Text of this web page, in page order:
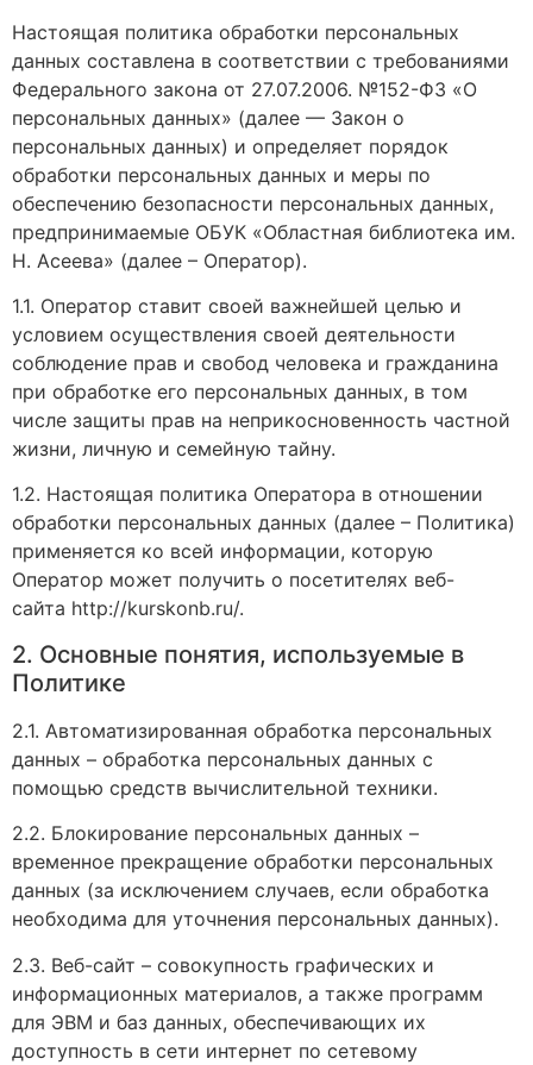
Настоящая политика обработки персональных
данных составлена в соответствии с требованиями
Федерального закона от 27.07.2006. №152-ФЗ «О
персональных данных» (далее — Закон о
персональных данных) и определяет порядок
обработки персональных данных и меры по
обеспечению безопасности персональных данных,
предпринимаемые ОБУК «Областная библиотека им.
Н. Асеева» (далее – Оператор).
1.1. Оператор ставит своей важнейшей целью и
условием осуществления своей деятельности
соблюдение прав и свобод человека и гражданина
при обработке его персональных данных, в том
числе защиты прав на неприкосновенность частной
жизни, личную и семейную тайну.
1.2. Настоящая политика Оператора в отношении
обработки персональных данных (далее – Политика)
применяется ко всей информации, которую
Оператор может получить о посетителях веб-
сайта http://kurskonb.ru/.
2. Основные понятия, используемые в
Политике
2.1. Автоматизированная обработка персональных
данных – обработка персональных данных с
помощью средств вычислительной техники.
2.2. Блокирование персональных данных –
временное прекращение обработки персональных
данных (за исключением случаев, если обработка
необходима для уточнения персональных данных).
2.3. Веб-сайт – совокупность графических и
информационных материалов, а также программ
для ЭВМ и баз данных, обеспечивающих их
доступность в сети интернет по сетевому